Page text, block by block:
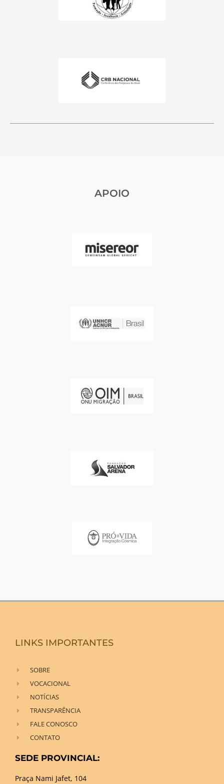
APOIO
LINKS IMPORTANTES
SOBRE
VOCACIONAL
NOTÍCIAS
TRANSPARÊNCIA
FALE CONOSCO
CONTATO
SEDE PROVINCIAL:
Praça Nami Jafet, 104